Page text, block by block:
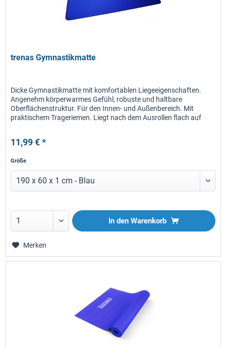
trenas Gymnastikmatte
Dicke Gymnastikmatte mit komfortablen Liegeeigenschaften.
Angenehm körperwarmes Gefühl, robuste und haltbare
Oberflächenstruktur. Für den Innen- und Außenbereich. Mit
praktischem Trageriemen. Liegt nach dem Ausrollen flach auf
11,99 € *
Größe
In den Warenkorb
Merken